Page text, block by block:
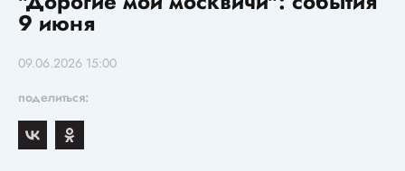
9 июня
09.06.2026 15:00
поделиться: